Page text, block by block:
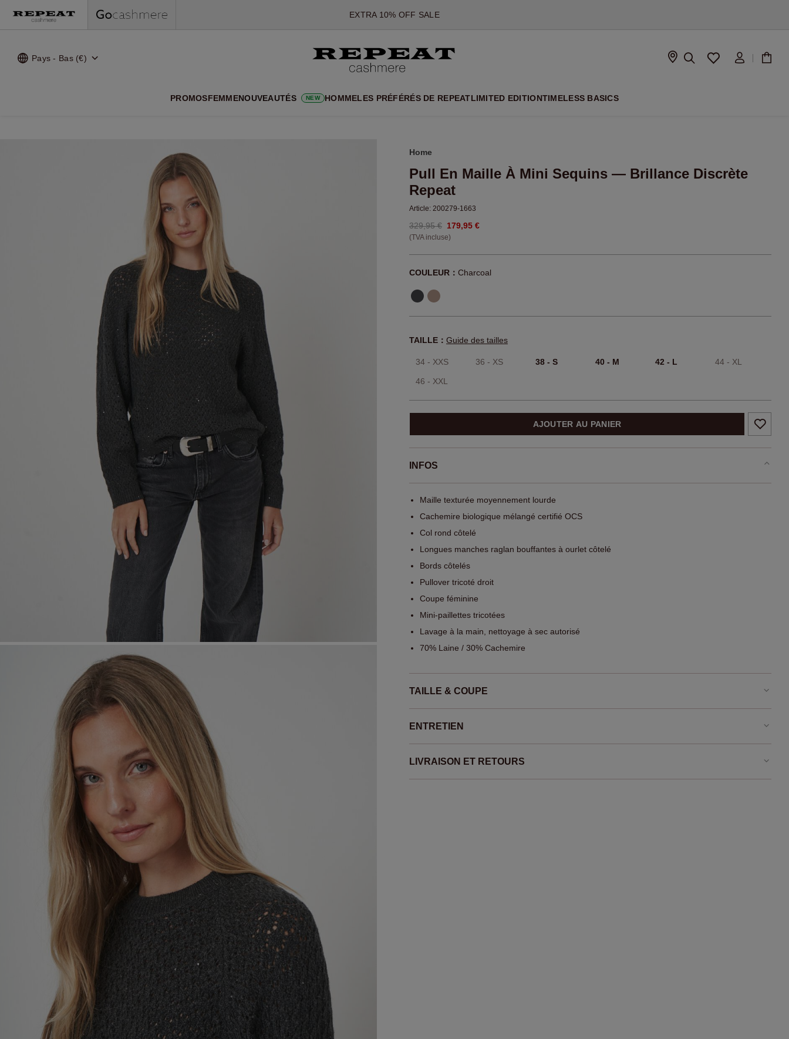
*CETTE OFFRE EST VALABLE JUSQU'AU 12 AOÛT 2026
*NON VALABLE SUR LIMITED EDITION
*EXCEPTIONS PEUVENT S'APPLIQUER
NOUVEAUTÉS EN CACHEMIRE
EXTRA 10% OFF SALE
Pays - Bas (€)
PROMOSFEMMENOUVEAUTÉS NEW HOMMELES PRÉFÉRÉS DE REPEATLIMITED EDITIONTIMELESS BASICS
Home
Pull En Maille À Mini Sequins — Brillance Discrète
Repeat
Article: 200279-1663
329,95 € 179,95 €
(TVA incluse)
COULEUR： Charcoal
TAILLE： Guide des tailles
34 - XXS 36 - XS 38 - S 40 - M 42 - L 44 - XL
46 - XXL
AJOUTER AU PANIER
INFOS
Maille texturée moyennement lourde
Cachemire biologique mélangé certifié OCS
Col rond côtelé
Longues manches raglan bouffantes à ourlet côtelé
Bords côtelés
Pullover tricoté droit
Coupe féminine
Mini-paillettes tricotées
Lavage à la main, nettoyage à sec autorisé
70% Laine / 30% Cachemire
TAILLE & COUPE
ENTRETIEN
LIVRAISON ET RETOURS